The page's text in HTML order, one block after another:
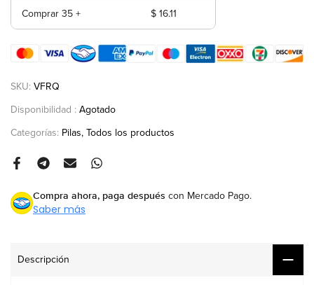
Comprar 35 + $ 16.11
SKU: VFRQ
Disponibilidad : Agotado
Categorías: Pilas Todos los productos
Compra ahora, paga después con Mercado Pago.
Saber más
Descripción